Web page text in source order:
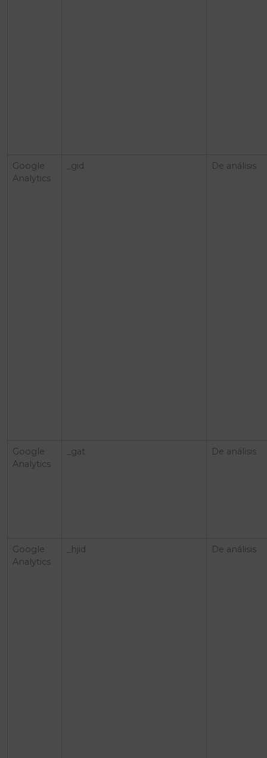
Google
Analytics
_gid De análisis
Google
Analytics
_gat De análisis
Google
Analytics
_hjid De análisis